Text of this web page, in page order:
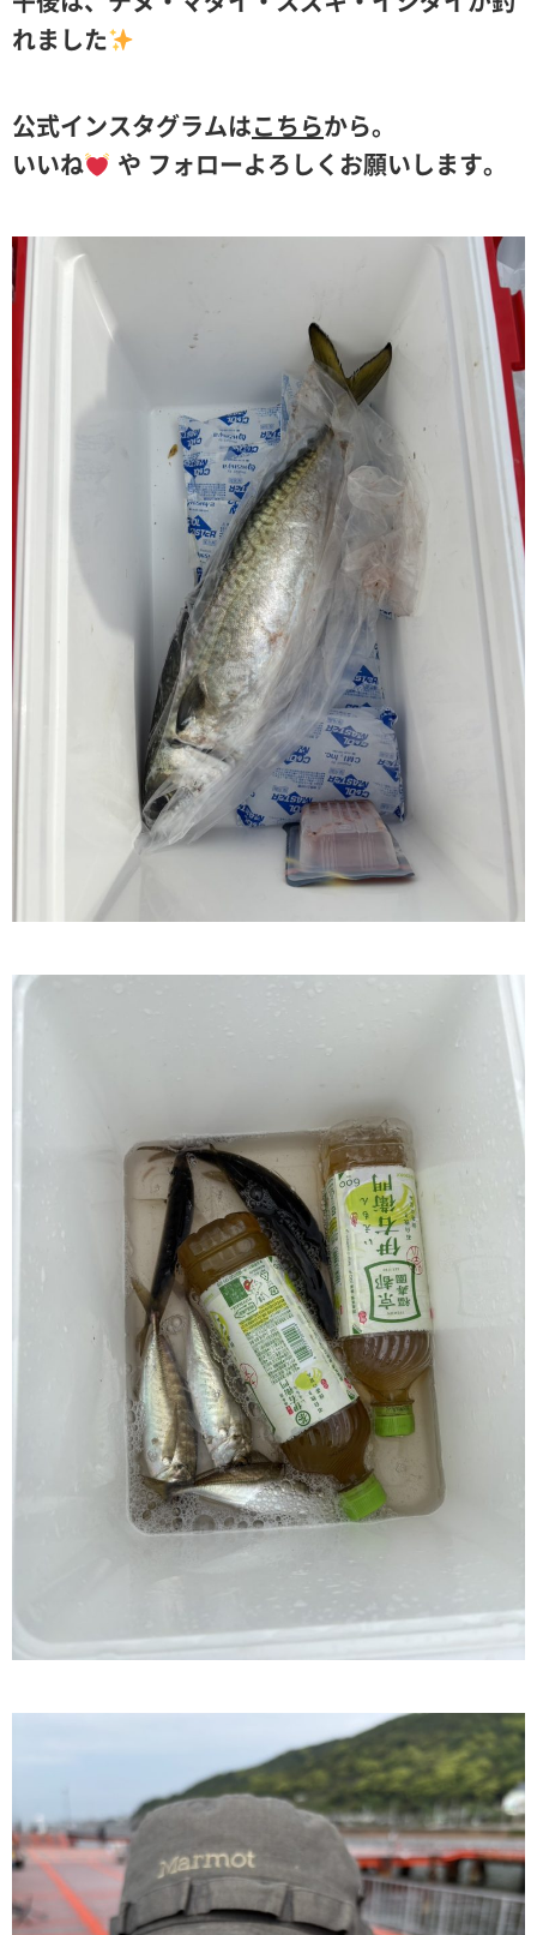
れました
公式インスタグラムはこちらから。
いいね
や フォローよろしくお願いします。